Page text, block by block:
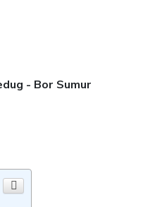
- Bor Sumur